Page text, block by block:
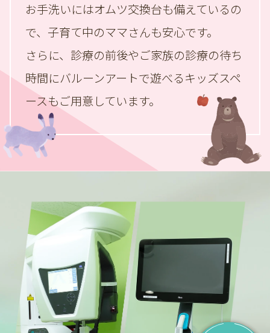
お手洗いにはオムツ交換台も備えているの
で、 子育て中のママさんも安心です。
さらに、診療の前後やご家族の診療の待ち
時間にバルーンアートで遊べるキッズスペ
ースもご用意しています。